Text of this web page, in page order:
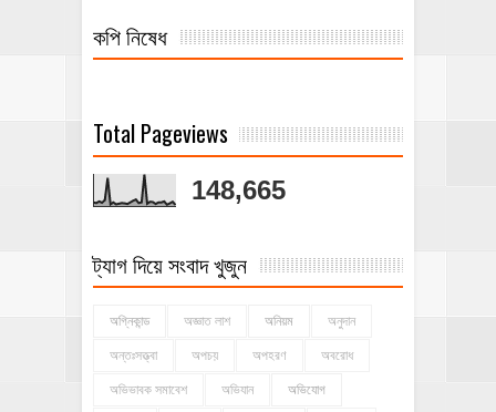
কপি নিষেধ
Total Pageviews
148,665
ট্যাগ দিয়ে সংবাদ খুজুন
অগ্নিকান্ড অজ্ঞাত লাশ অনিয়ম অনুদান
অন্তঃসত্ত্বা অপচয় অপহরণ অবরোধ
অভিভাবক সমাবেশ অভিযান অভিযোগ